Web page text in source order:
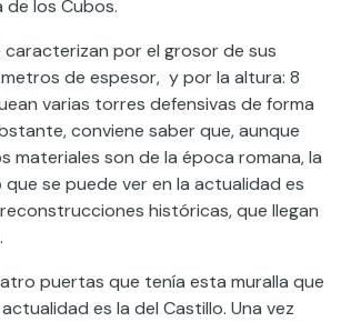
los Cubos.
por el grosor de sus
de espesor, y por la altura: 8
varias torres defensivas de forma
conviene saber que, aunque
materiales son de la época romana, la
se puede ver en la actualidad es
históricas, que llegan
puertas que tenía esta muralla que
es la del Castillo. Una vez